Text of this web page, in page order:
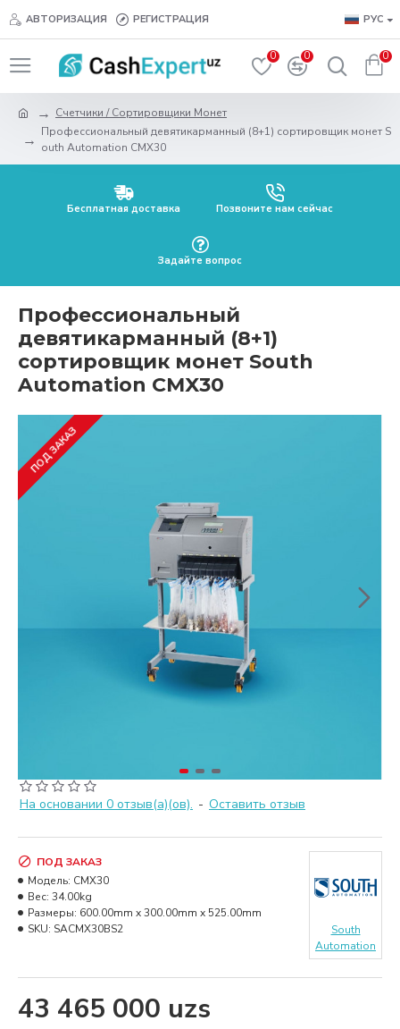
АВТОРИЗАЦИЯ РЕГИСТРАЦИЯ РУС
0 0 0
Счетчики / Сортировщики Монет
Профессиональный девятикарманный (8+1) сортировщик монет S
outh Automation CMX30
Бесплатная доставка Позвоните нам сейчас
Задайте вопрос
Профессиональный
девятикарманный (8+1)
сортировщик монет South
Automation CMX30
ПОД ЗАКАЗ
На основании 0 отзыв(а)(ов). - Оставить отзыв
43 465 000 uzs
ПОД ЗАКАЗ
Модель: CMX30
Вес: 34.00kg
Размеры: 600.00mm x 300.00mm x 525.00mm
SKU: SACMX30BS2
South
Automation